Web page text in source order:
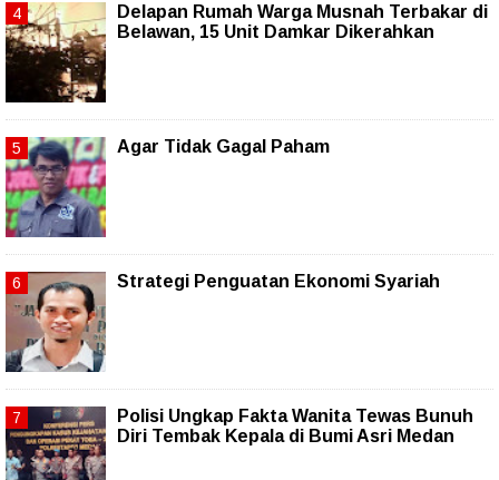
Delapan Rumah Warga Musnah Terbakar di
Belawan, 15 Unit Damkar Dikerahkan
Agar Tidak Gagal Paham
Strategi Penguatan Ekonomi Syariah
Polisi Ungkap Fakta Wanita Tewas Bunuh
Diri Tembak Kepala di Bumi Asri Medan